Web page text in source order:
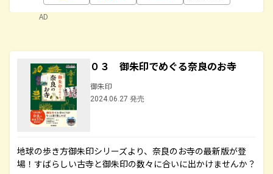
AD
０３ 御朱印でめぐる奈良のお寺
御朱印
2024.06.27 発売
地球の歩き方御朱印シリーズより、奈良のお寺の最新版が登
場！すばらしい古寺と御朱印の数々に合いに出かけませんか？